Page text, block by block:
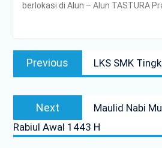
Peringatan HUT SMKN 2
Melangkah Ke Hari Kedua
MPLS Hari Pertama
PRA – MASA
LINGKUNGAN SATUAN
PENDIDIKAN RAMAH SMKN
berlokasi di Alun – Alun TASTURA
Post
navigation
Previous
post:
LKS SMK
Next
post:
Maulid Nabi
Rabiul Awal 1443 H